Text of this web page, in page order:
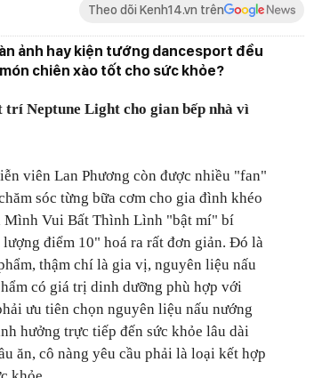
Theo dõi Kenh14.vn trên
ảnh hay kiện tướng dancesport đều
chiên xào tốt cho sức khỏe?
trí Neptune Light cho gian bếp nhà vì
viên Lan Phương còn được nhiều "fan"
sóc từng bữa cơm cho gia đình khéo
Vui Bất Thình Lình "bật mí" bí
điểm 10" hoá ra rất đơn giản. Đó là
thậm chí là gia vị, nguyên liệu nấu
có giá trị dinh dưỡng phù hợp với
ưu tiên chọn nguyên liệu nấu nướng
hưởng trực tiếp đến sức khỏe lâu dài
ăn, cô nàng yêu cầu phải là loại kết hợp